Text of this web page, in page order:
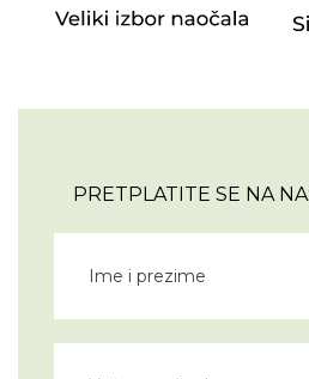
PRETPLATITE SE NA